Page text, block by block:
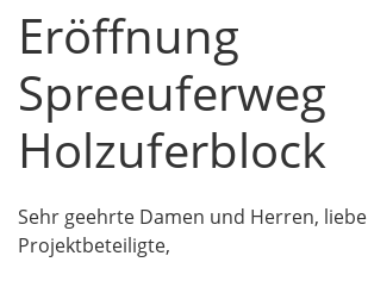
Eröffnung
Spreeuferweg
Holzuferblock
Sehr geehrte Damen und Herren, liebe
Projektbeteiligte,